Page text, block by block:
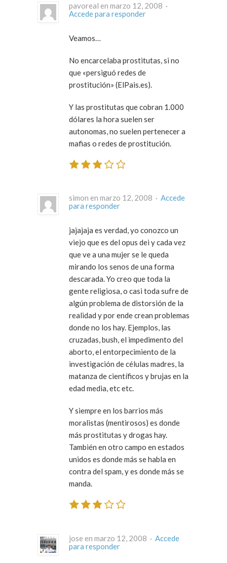
pavoreal en marzo 12, 2008 ·
Accede para responder
Veamos…
No encarcelaba prostitutas, si no
que «persiguó redes de
prostitución» (ElPais.es).
Y las prostitutas que cobran 1.000
dólares la hora suelen ser
autonomas, no suelen pertenecer a
mafias o redes de prostitución.
simon en marzo 12, 2008 · Accede
para responder
jajajaja es verdad, yo conozco un
viejo que es del opus dei y cada vez
que ve a una mujer se le queda
mirando los senos de una forma
descarada. Yo creo que toda la
gente religiosa, o casi toda sufre de
algún problema de distorsión de la
realidad y por ende crean problemas
donde no los hay. Ejemplos, las
cruzadas, bush, el impedimento del
aborto, el entorpecimiento de la
investigación de células madres, la
matanza de científicos y brujas en la
edad media, etc etc.
Y siempre en los barrios más
moralistas (mentirosos) es donde
más prostitutas y drogas hay.
También en otro campo en estados
unidos es donde más se habla en
contra del spam, y es donde más se
manda.
jose en marzo 12, 2008 · Accede
para responder